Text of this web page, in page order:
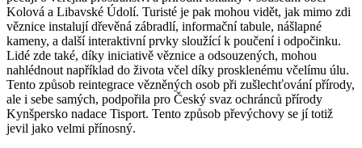
Kolová a Libavské Údolí. Turisté je pak mohou vidět, jak mimo zdi
věznice instalují dřevěná zábradlí, informační tabule, nášlapné
kameny, a další interaktivní prvky sloužící k poučení i odpočinku.
Lidé zde také, díky iniciativě věznice a odsouzených, mohou
nahlédnout například do života včel díky prosklenému včelímu úlu.
Tento způsob reintegrace vězněných osob při zušlechťování přírody,
ale i sebe samých, podpořila pro Český svaz ochránců přírody
Kynšpersko nadace Tisport. Tento způsob převýchovy se jí totiž
jevil jako velmi přínosný.